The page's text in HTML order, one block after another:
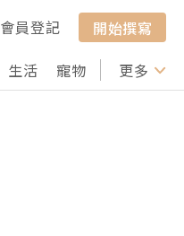
會員登記
開始撰寫
生活 寵物 行山 打卡
更多